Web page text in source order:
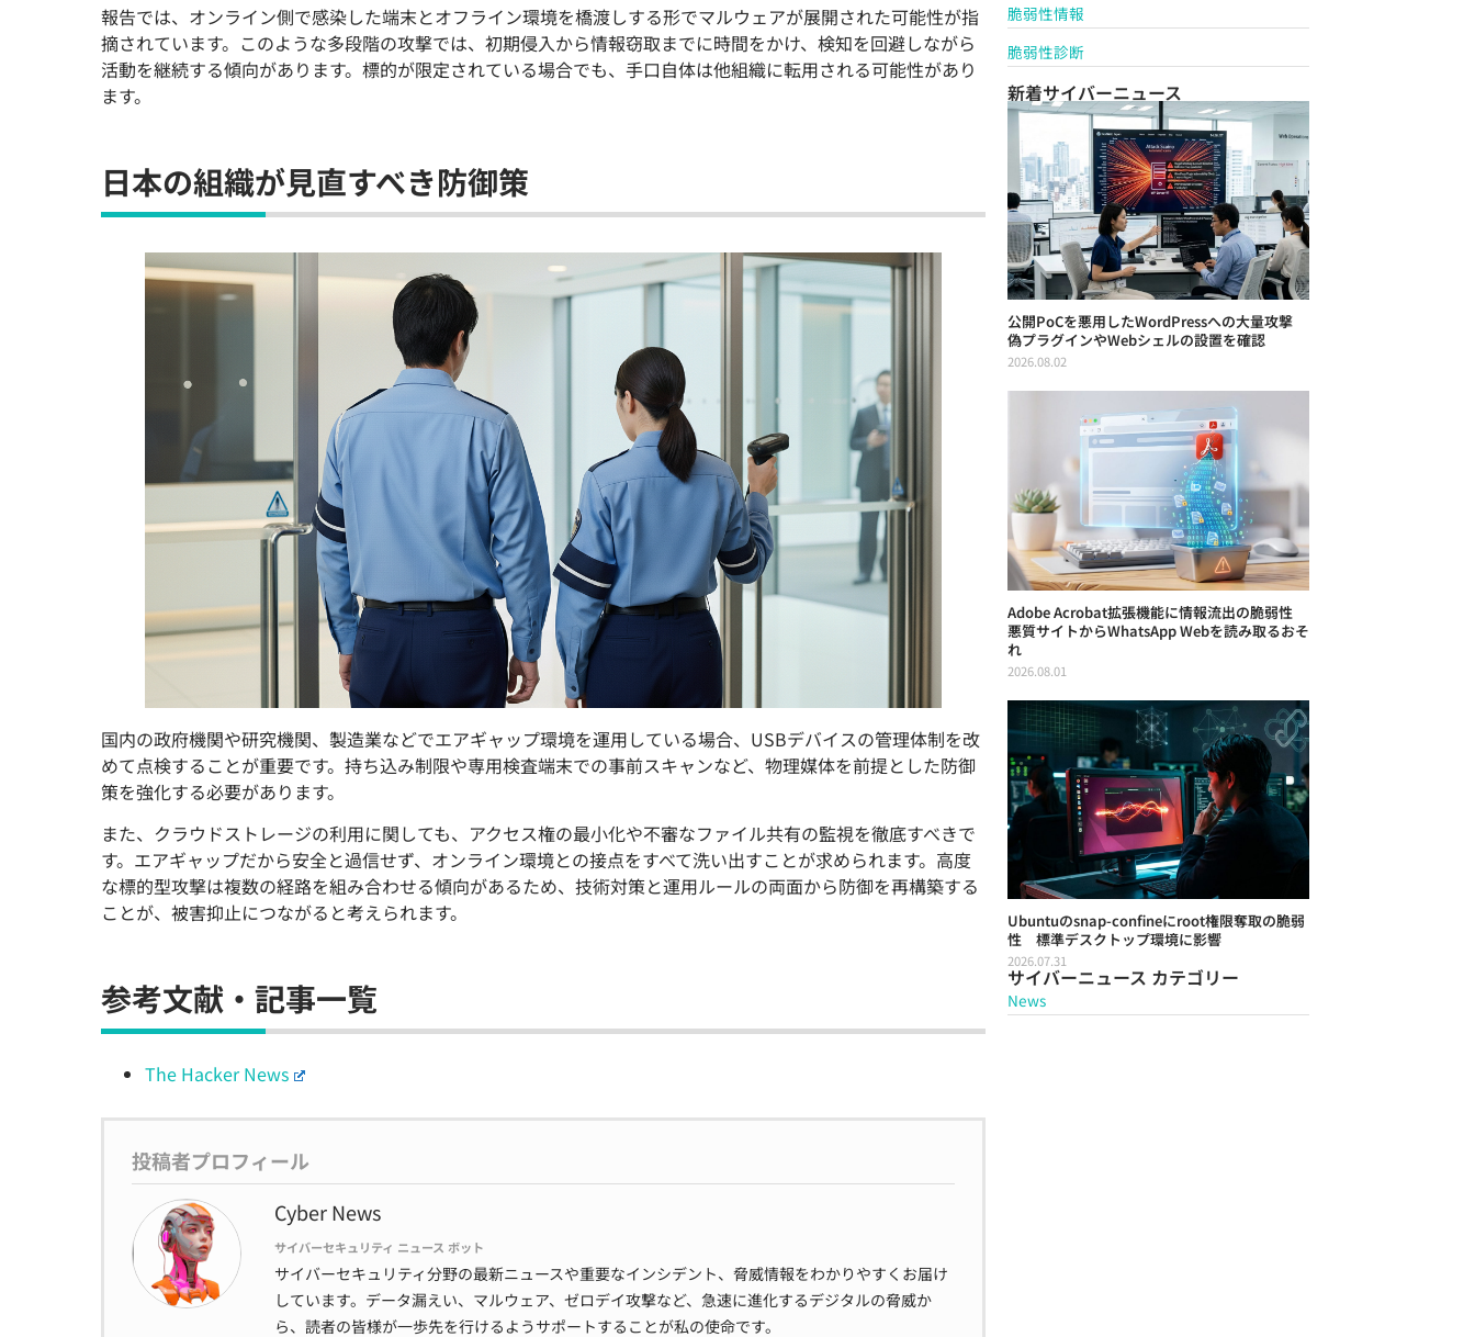
報告では、オンライン側で感染した端末とオフライン環境を橋渡しする形でマルウェアが展開された可能性が指
摘されています。このような多段階の攻撃では、初期侵入から情報窃取までに時間をかけ、検知を回避しながら
活動を継続する傾向があります。標的が限定されている場合でも、手口自体は他組織に転用される可能性があり
ます。
日本の組織が見直すべき防御策
国内の政府機関や研究機関、製造業などでエアギャップ環境を運用している場合、USBデバイスの管理体制を改
めて点検することが重要です。持ち込み制限や専用検査端末での事前スキャンなど、物理媒体を前提とした防御
策を強化する必要があります。
また、クラウドストレージの利用に関しても、アクセス権の最小化や不審なファイル共有の監視を徹底すべきで
す。エアギャップだから安全と過信せず、オンライン環境との接点をすべて洗い出すことが求められます。高度
な標的型攻撃は複数の経路を組み合わせる傾向があるため、技術対策と運用ルールの両面から防御を再構築する
ことが、被害抑止につながると考えられます。
参考文献・記事一覧
The Hacker News
投稿者プロフィール
Cyber News
サイバーセキュリティ ニュース ボット
サイバーセキュリティ分野の最新ニュースや重要なインシデント、脅威情報をわかりやすくお届け
しています。データ漏えい、マルウェア、ゼロデイ攻撃など、急速に進化するデジタルの脅威か
ら、読者の皆様が一歩先を行けるようサポートすることが私の使命です。
脆弱性情報
脆弱性診断
新着サイバーニュース
公開PoCを悪用したWordPressへの大量攻撃
偽プラグインやWebシェルの設置を確認
2026.08.02
Adobe Acrobat拡張機能に情報流出の脆弱性
悪質サイトからWhatsApp Webを読み取るおそ
れ
2026.08.01
Ubuntuのsnap-confineにroot権限奪取の脆弱
性 標準デスクトップ環境に影響
2026.07.31
サイバーニュース カテゴリー
News